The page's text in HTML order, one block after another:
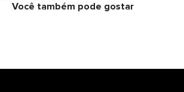
Você também pode gostar